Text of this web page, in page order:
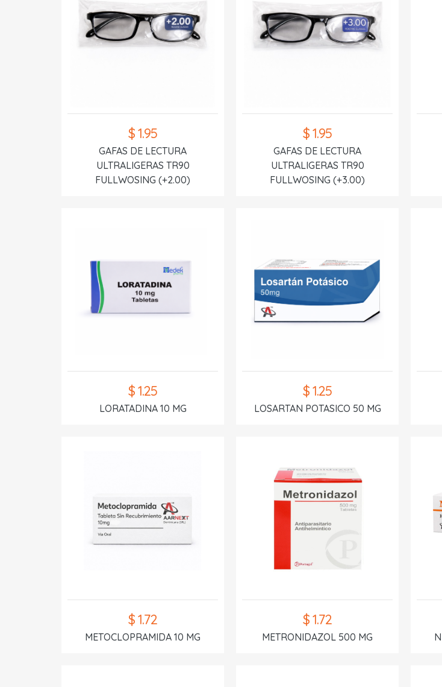
$ 1.95
GAFAS DE LECTURA
ULTRALIGERAS TR90
FULLWOSING (+2.00)
$ 1.95
GAFAS DE LECTURA
ULTRALIGERAS TR90
FULLWOSING (+3.00)
$ 1.25
LORATADINA 10 MG
$ 1.25
LOSARTAN POTASICO 50 MG
$ 1.72
METOCLOPRAMIDA 10 MG
$ 1.72
METRONIDAZOL 500 MG